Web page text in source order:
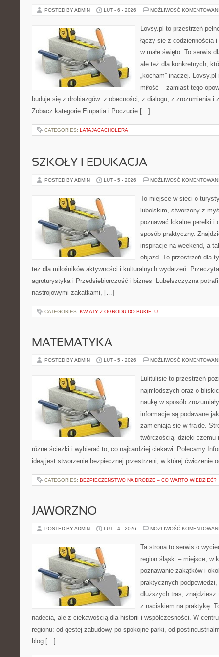
POSTED BY ADMIN LUT - 6 - 2026 MOŻLIWOŚĆ
Lovsy.pl to przestrzeń
łączy się z codziennością i
w małe święto. To serwis
ale też dla konkretnych,
„kocham” inaczej.
miłość – zamiast tego
buduje się z drobiazgów: z obecności, z dialogu, z zrozumienia i
Zobacz kategorie Empatia i Poczucie […]
CATEGORIES: LATAJACACHOLERA
SZKOŁY I EDUKACJA
POSTED BY ADMIN LUT - 5 - 2026 MOŻLIWOŚĆ
To miejsce w sieci o
lubelskim, stworzony z
poznawać lokalne perełki i
sposób praktyczny.
inspiracje na weekend, a
objazd. To przestrzeń dla
też dla miłośników aktywności i kulturalnych wydarzeń.
agroturystyka i Przedsiębiorczość i biznes. Lubelszczyzna
nastrojowymi zakątkami, […]
CATEGORIES: KWIATY Z OGRODU DO BUKIETU
MATEMATYKA
POSTED BY ADMIN LUT - 5 - 2026 MOŻLIWOŚĆ
Lulitulisie to przestrzeń
najmłodszych oraz o
naukę w sposób
informacje są podawane
zamieniają się w frajdę.
twórczością, dzięki czemu
różne ścieżki i wybierać to, co najbardziej ciekawi. Polecamy
ideą jest stworzenie bezpiecznej przestrzeni, w której ćwiczenie
CATEGORIES: BEZPIECZEŃSTWO NA DRODZE – CO WARTO WIEDZIEĆ?
JAWORZNO
POSTED BY ADMIN LUT - 4 - 2026 MOŻLIWOŚĆ
Ta strona to serwis o
region śląski – miejsce, w
poznawanie zakątków i
praktycznych
dłuższych tras,
z naciskiem na praktykę.
nadęcia, ale z ciekawością dla historii i współczesności. W
regionu: od gęstej zabudowy po spokojne parki, od
blog […]